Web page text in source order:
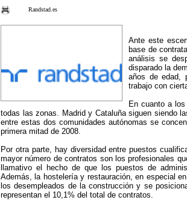
Randstad.es
Ante este
base de
análisis se
disparado la
años de edad,
trabajo con
En cuanto a
todas las zonas. Madrid y Cataluña siguen siendo
entre estas dos comunidades autónomas se
primera mitad de 2008.
Por otra parte, hay diversidad entre puestos
mayor número de contratos son los profesionales
llamativo el hecho de que los puestos de
Además, la hostelería y restauración, en especial
los desempleados de la construcción y se
representan el 10,1% del total de contratos.